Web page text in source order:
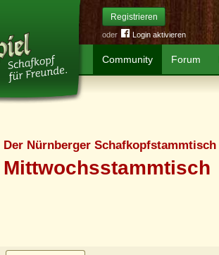
Registrieren
oder Login aktivieren
Community Forum
Der Nürnberger Schafkopfstammtisch
Mittwochsstammtisch